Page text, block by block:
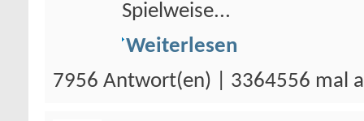
Spielweise...
Weiterlesen
7956 Antwort(en) | 3364556 mal